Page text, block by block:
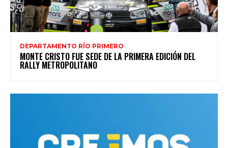
DEPARTAMENTO RÍO PRIMERO
MONTE CRISTO FUE SEDE DE LA PRIMERA EDICIÓN DEL
RALLY METROPOLITANO